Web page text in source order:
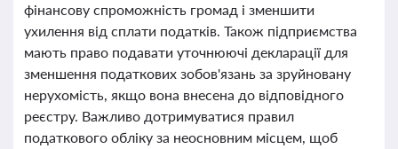
фінансову спроможність громад і зменшити
ухилення від сплати податків. Також підприємства
мають право подавати уточнюючі декларації для
зменшення податкових зобов'язань за зруйновану
нерухомість, якщо вона внесена до відповідного
реєстру. Важливо дотримуватися правил
податкового обліку за неосновним місцем, щоб